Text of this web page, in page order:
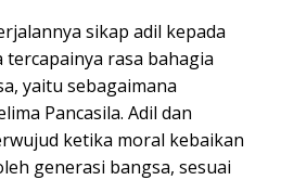
sikap adil kepada
rasa bahagia
yaitu sebagaimana
Pancasila. Adil dan
ketika moral kebaikan
generasi bangsa, sesuai